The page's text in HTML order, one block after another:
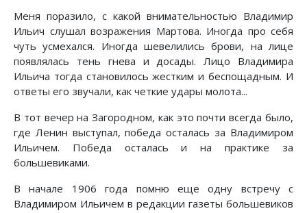
Меня поразило, с какой внимательностью Владимир
Ильич слушал возражения Мартова. Иногда про себя
чуть усмехался. Иногда шевелились брови, на лице
появлялась тень гнева и досады. Лицо Владимира
Ильича тогда становилось жестким и беспощадным. И
ответы его звучали, как четкие удары молота...
В тот вечер на Загородном, как это почти всегда было,
где Ленин выступал, победа осталась за Владимиром
Ильичем. Победа осталась и на практике за
большевиками.
В начале 1906 года помню еще одну встречу с
Владимиром Ильичем в редакции газеты большевиков